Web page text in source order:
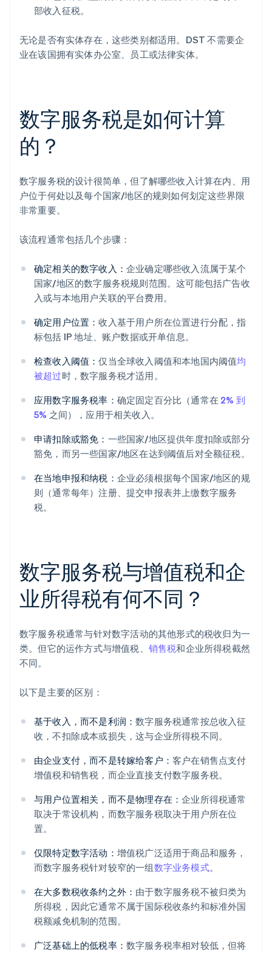
部收入征税。
无论是否有实体存在，这些类别都适用。DST 不需要企
业在该国拥有实体办公室、员工或法律实体。
数字服务税是如何计算
的？
数字服务税的设计很简单，但了解哪些收入计算在内、用
户位于何处以及每个国家/地区的规则如何划定这些界限
非常重要。
该流程通常包括几个步骤：
确定相关的数字收入： 企业确定哪些收入流属于某个
国家/地区的数字服务税规则范围。这可能包括广告收
入或与本地用户关联的平台费用。
确定用户位置：收入基于用户所在位置进行分配，指
标包括 IP 地址、账户数据或开单信息。
检查收入阈值：仅当全球收入阈值和本地国内阈值均
被超过时，数字服务税才适用。
应用数字服务税率： 确定固定百分比（通常在 2% 到
5% 之间），应用于相关收入。
申请扣除或豁免： 一些国家/地区提供年度扣除或部分
豁免，而另一些国家/地区在达到阈值后对全额征税。
在当地申报和纳税： 企业必须根据每个国家/地区的规
则（通常每年）注册、提交申报表并上缴数字服务
税。
数字服务税与增值税和企
业所得税有何不同？
数字服务税通常与针对数字活动的其他形式的税收归为一
类。但它的运作方式与增值税、 销售税和企业所得税截然
不同。
以下是主要的区别：
基于收入，而不是利润：数字服务税通常按总收入征
收，不扣除成本或损失，这与企业所得税不同。
由企业支付，而不是转嫁给客户： 客户在销售点支付
增值税和销售税，而企业直接支付数字服务税。
与用户位置相关，而不是物理存在：企业所得税通常
取决于常设机构，而数字服务税取决于用户所在位
置。
仅限特定数字活动： 增值税广泛适用于商品和服务，
而数字服务税针对较窄的一组数字业务模式。
在大多数税收条约之外： 由于数字服务税不被归类为
所得税，因此它通常不属于国际税收条约和标准外国
税额减免机制的范围。
广泛基础上的低税率： 数字服务税率相对较低，但将